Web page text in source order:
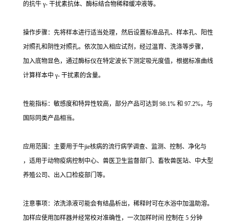
的抗牛 γ- 干扰素抗体、酶标结合物稀释缓冲液等。
操作步骤：先将样本进行适当处理，然后设置标准品孔、样本孔、阳性
对照孔和阴性对照孔。依次加入相应试剂，经过温育、洗涤等步骤，
加入底物显色，通过酶标仪在特定波长下测定吸光度值，根据标准曲线
计算样本中 γ- 干扰素的含量。
性能指标：敏感度和特异性较高，部分产品可达到 98.1% 和 97.2%，与
国际同类产品相当。
应用范围：主要用于牛jie核病的流行病学调查、监测、控制、净化与
，适用于动物疫病控制中心、兽医卫生监督部门、畜牧兽医站、中大型
养殖公司、出入口检疫部门等。
注意事项：浓洗涤液可能会有结晶析出，稀释时可在水浴中加温助溶。
加样应使用加样器并经常校对准确性，一次加样时间 控制在 5 分钟